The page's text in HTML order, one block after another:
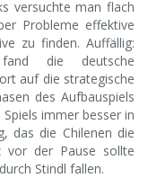
versuchte man flach
Probleme effektive
zu finden. Auffällig:
die deutsche
auf die strategische
des Aufbauspiels
immer besser in
das die Chilenen die
vor der Pause sollte
Stindl fallen.